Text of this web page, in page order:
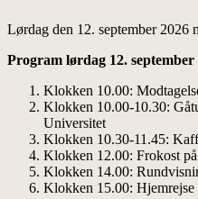
Lørdag den 12. september 2026
Program lørdag 12. september
Klokken 10.00:
Klokken 10.00-10.30:
Universitet
Klokken 10.30-11.45:
Klokken 12.00: Frokost
Klokken 14.00:
Klokken 15.00: